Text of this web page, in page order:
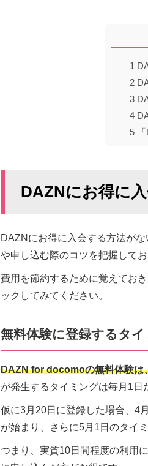
1
2
3
4
5「
DAZNにお得に
DAZNにお得に入会する方法が
や申し込む際のコツを把握して
費用を節約するために覚えてお
ックしてみてください。
無料体験に登録するタ
DAZN for docomoの無料体験は
が発生するタイミングは毎月1日
仮に3月20日に登録した場合、4
が始まり、さらに5月1日のタイ
つまり、実質10日間程度の利用